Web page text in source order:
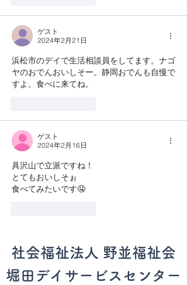
ゲスト
2024年2月21日
浜松市のデイで生活相談員をしてます。ナゴ
ヤのおでんおいしそー。静岡おでんも自慢で
すよ。食べに来てね。
ゲスト
2024年2月16日
具沢山で立派ですね！
とてもおいしそぉ
食べてみたいです🤤
社会福祉法人 野並福祉会
堀田デイサービスセンター